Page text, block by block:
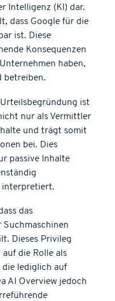
Intelligenz (KI) dar.
dass Google für die
ist. Diese
Konsequenzen
haben,
betreiben.
ist
nur als Vermittler
und trägt somit
bei. Dies
passive Inhalte
interpretiert.
das
Suchmaschinen
Dieses Privileg
die Rolle als
lediglich auf
AI Overview jedoch